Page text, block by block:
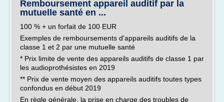
Remboursement appareil auditif par la
mutuelle santé en ...
100 % + un forfait de 100 EUR
Exemples de remboursements d'appareils auditifs de la
classe 1 et 2 par une mutuelle santé
* Prix limite de vente des appareils auditifs de classe 1 par
les audioprothésistes en 2019
** Prix de vente moyen des appareils auditifs toutes types
confondus en début 2019
En règle générale, la prise en charge des troubles de